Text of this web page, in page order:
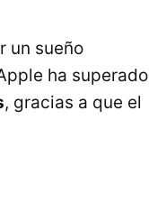
un sueño
ha superado
, gracias a que el